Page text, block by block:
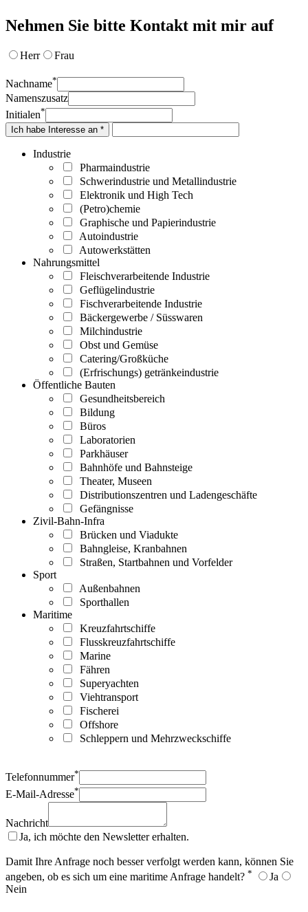
Nehmen Sie bitte Kontakt mit mir auf
Herr Frau
Nachname*
Namenszusatz
Initialen*
Ich habe Interesse an *
Industrie
Pharmaindustrie
Schwerindustrie und Metallindustrie
Elektronik und High Tech
(Petro)chemie
Graphische und Papierindustrie
Autoindustrie
Autowerkstätten
Nahrungsmittel
Fleischverarbeitende Industrie
Geflügelindustrie
Fischverarbeitende Industrie
Bäckergewerbe / Süsswaren
Milchindustrie
Obst und Gemüse
Catering/Großküche
(Erfrischungs) getränkeindustrie
Öffentliche Bauten
Gesundheitsbereich
Bildung
Büros
Laboratorien
Parkhäuser
Bahnhöfe und Bahnsteige
Theater, Museen
Distributionszentren und Ladengeschäfte
Gefängnisse
Zivil-Bahn-Infra
Brücken und Viadukte
Bahngleise, Kranbahnen
Straßen, Startbahnen und Vorfelder
Sport
Außenbahnen
Sporthallen
Maritime
Kreuzfahrtschiffe
Flusskreuzfahrtschiffe
Marine
Fähren
Superyachten
Viehtransport
Fischerei
Offshore
Schleppern und Mehrzweckschiffe
Telefonnummer*
E-Mail-Adresse*
Nachricht
Ja, ich möchte den Newsletter erhalten.
Damit Ihre Anfrage noch besser verfolgt werden kann, können Sie
angeben, ob es sich um eine maritime Anfrage handelt? *
Ja
Nein